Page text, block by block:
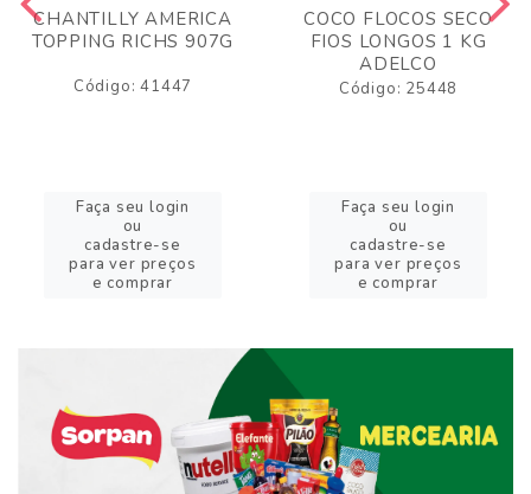
CHANTILLY AMERICA
TOPPING RICHS 907G
Código: 41447
Faça seu login
ou
cadastre-se
para ver preços
e comprar
COCO FLOCOS SECO
FIOS LONGOS 1 KG
ADELCO
Código: 25448
Faça seu login
ou
cadastre-se
para ver preços
e comprar